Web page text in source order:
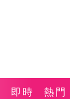
即時 熱門